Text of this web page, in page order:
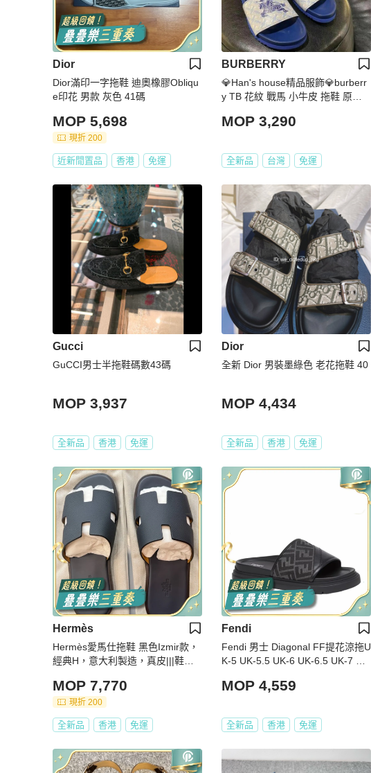
Dior
Dior滿印一字拖鞋 迪奧橡膠Obliqu
e印花 男款 灰色 41碼
MOP 5,698
現折 200
近新閒置品 香港 免運
BURBERRY
💎Han's house精品服飾💎burberr
y TB 花紋 戰馬 小牛皮 拖鞋 原價2
MOP 3,290
全新品 台灣 免運
Gucci
GuCCI男士半拖鞋碼數43碼
MOP 3,937
全新品 香港 免運
Dior
全新 Dior 男裝墨綠色 老花拖鞋 40
MOP 4,434
全新品 香港 免運
Hermès
Hermès愛馬仕拖鞋 黑色Izmir款，
經典H，意大利製造，真皮|||鞋面
MOP 7,770
現折 200
全新品 香港 免運
Fendi
Fendi 男士 Diagonal FF提花涼拖U
K-5 UK-5.5 UK-6 UK-6.5 UK-7 UK
-10 UK-10.5 UK-11 UK-11.5 UK-1
MOP 4,559
全新品 香港 免運